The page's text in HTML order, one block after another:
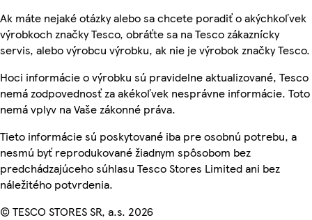
Ak máte nejaké otázky alebo sa chcete poradiť o akýchkoľvek
výrobkoch značky Tesco, obráťte sa na Tesco zákaznícky
servis, alebo výrobcu výrobku, ak nie je výrobok značky Tesco.
Hoci informácie o výrobku sú pravidelne aktualizované, Tesco
nemá zodpovednosť za akékoľvek nesprávne informácie. Toto
nemá vplyv na Vaše zákonné práva.
Tieto informácie sú poskytované iba pre osobnú potrebu, a
nesmú byť reprodukované žiadnym spôsobom bez
predchádzajúceho súhlasu Tesco Stores Limited ani bez
náležitého potvrdenia.
© TESCO STORES SR, a.s. 2026